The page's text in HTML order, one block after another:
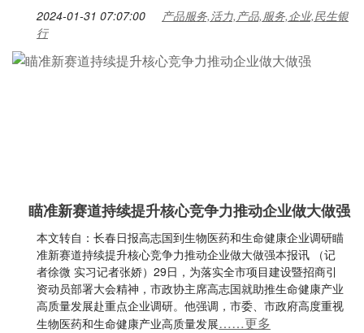
2024-01-31 07:07:00
产品服务,活力,产品,服务,企业,民生银
行
瞄准新赛道持续提升核心竞争力推动企业做大做强
本文转自：长春日报高志国到生物医药和生命健康企业调研瞄
准新赛道持续提升核心竞争力推动企业做大做强本报讯 （记
者徐微 实习记者张娇）29日，为落实全市项目建设暨招商引
资动员部署大会精神，市政协主席高志国就助推生命健康产业
高质量发展赴重点企业调研。他强调，市委、市政府高度重视
生物医药和生命健康产业高质量发展……更多